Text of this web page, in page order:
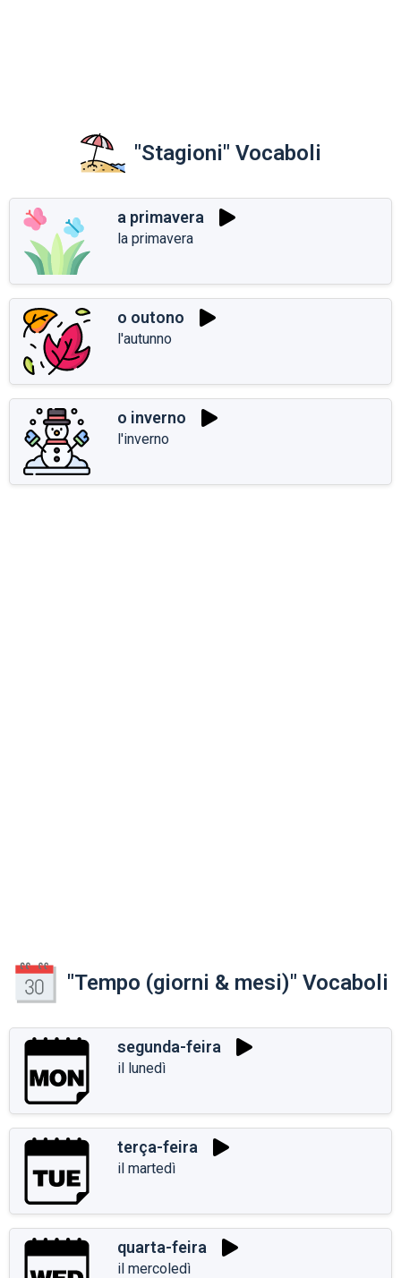
"Stagioni" Vocaboli
a primavera
la primavera
o outono
l'autunno
o inverno
l'inverno
"Tempo (giorni & mesi)" Vocaboli
segunda-feira
il lunedì
terça-feira
il martedì
quarta-feira
il mercoledì